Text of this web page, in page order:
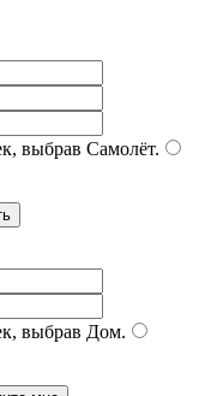
выбрав Самолёт.
выбрав Дом.